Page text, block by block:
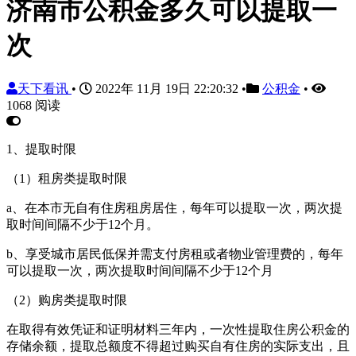
济南市公积金多久可以提取一
次
天下看讯 • 2022年 11月 19日 22:20:32 • 公积金 •
1068 阅读
1、提取时限
（1）租房类提取时限
a、在本市无自有住房租房居住，每年可以提取一次，两次提
取时间间隔不少于12个月。
b、享受城市居民低保并需支付房租或者物业管理费的，每年
可以提取一次，两次提取时间间隔不少于12个月
（2）购房类提取时限
在取得有效凭证和证明材料三年内，一次性提取住房公积金的
存储余额，提取总额度不得超过购买自有住房的实际支出，且